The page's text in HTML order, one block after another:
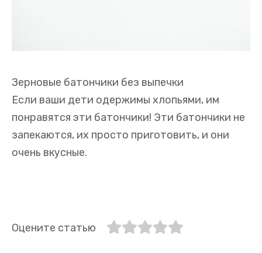
Зерновые батончики без выпечки
Если ваши дети одержимы хлопьями, им
понравятся эти батончики! Эти батончики не
запекаются, их просто приготовить, и они
очень вкусные.
Оцените статью